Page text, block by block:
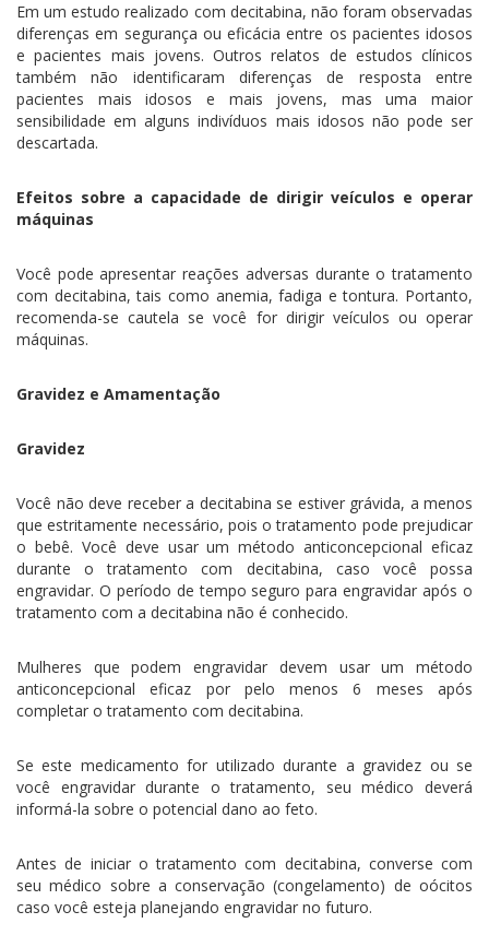
Em um estudo realizado com decitabina, não foram observadas
diferenças em segurança ou eficácia entre os pacientes idosos
e pacientes mais jovens. Outros relatos de estudos clínicos
também não identificaram diferenças de resposta entre
pacientes mais idosos e mais jovens, mas uma maior
sensibilidade em alguns indivíduos mais idosos não pode ser
descartada.
Efeitos sobre a capacidade de dirigir veículos e operar
máquinas
Você pode apresentar reações adversas durante o tratamento
com decitabina, tais como anemia, fadiga e tontura. Portanto,
recomenda-se cautela se você for dirigir veículos ou operar
máquinas.
Gravidez e Amamentação
Gravidez
Você não deve receber a decitabina se estiver grávida, a menos
que estritamente necessário, pois o tratamento pode prejudicar
o bebê. Você deve usar um método anticoncepcional eficaz
durante o tratamento com decitabina, caso você possa
engravidar. O período de tempo seguro para engravidar após o
tratamento com a decitabina não é conhecido.
Mulheres que podem engravidar devem usar um método
anticoncepcional eficaz por pelo menos 6 meses após
completar o tratamento com decitabina.
Se este medicamento for utilizado durante a gravidez ou se
você engravidar durante o tratamento, seu médico deverá
informá-la sobre o potencial dano ao feto.
Antes de iniciar o tratamento com decitabina, converse com
seu médico sobre a conservação (congelamento) de oócitos
caso você esteja planejando engravidar no futuro.